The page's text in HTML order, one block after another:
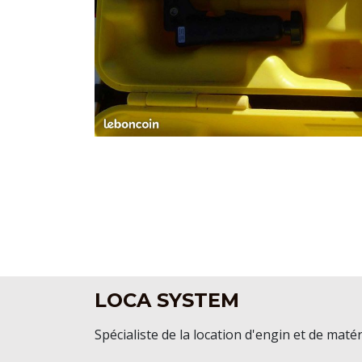
LOCA SYSTEM
Spécialiste de la location d'engin et de